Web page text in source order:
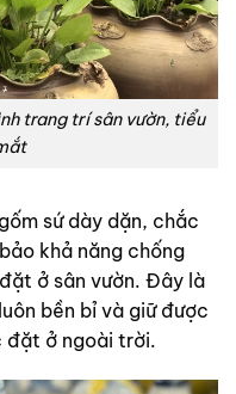
trang trí sân vườn, tiểu
sứ dày dặn, chắc
khả năng chống
ở sân vườn. Đây là
bền bỉ và giữ được
đặt ở ngoài trời.